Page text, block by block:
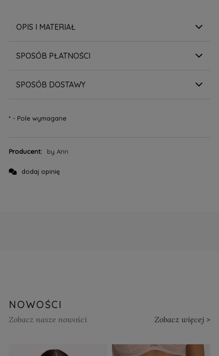
OPIS I MATERIAŁ
SPOSÓB PŁATNOŚCI
SPOSÓB DOSTAWY
*- Pole wymagane
Producent: by Ann
dodaj opinię
NOWOŚCI
Zobacz nasze nowości Zobacz więcej >